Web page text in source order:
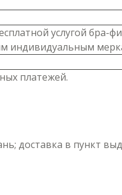
услугой бра-
индивидуальным
платежей.
доставка в пункт